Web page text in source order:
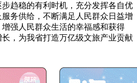
趋稳的有利时机，充分发挥各自优
务供给，不断满足人民群众日益增
强人民群众生活的幸福感和获得
，为我省打造万亿级文旅产业贡献